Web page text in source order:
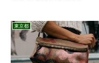
東京都